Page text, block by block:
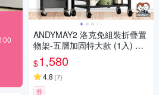
ANDYMAY2 洛克免組裝折疊置
物架-五層加固特大款 (1入) OH
-K105
$1,580
4.8 (7)
券